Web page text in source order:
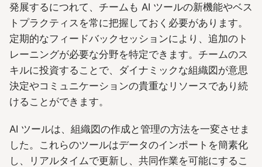
発展するにつれて、チームも AI ツールの新機能やベス
トプラクティスを常に把握しておく必要があります。
定期的なフィードバックセッションにより、追加のト
レーニングが必要な分野を特定できます。チームのス
キルに投資することで、ダイナミックな組織図が意思
決定やコミュニケーションの貴重なリソースであり続
けることができます。
AI ツールは、組織図の作成と管理の方法を一変させま
した。これらのツールはデータのインポートを簡素化
し、リアルタイムで更新し、共同作業を可能にするこ